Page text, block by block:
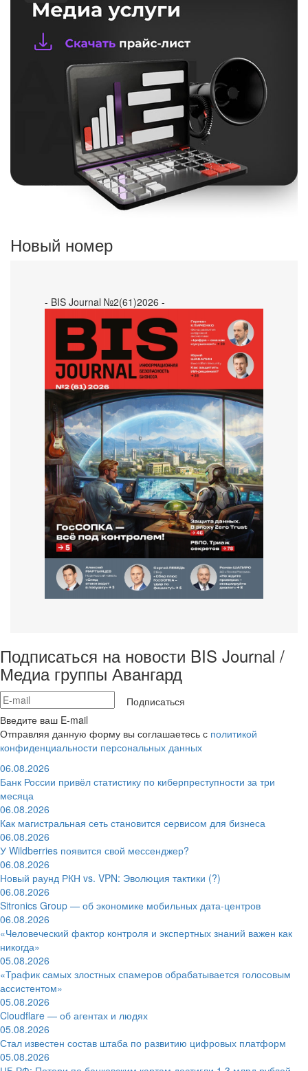
Новый номер
- BIS Journal №2(61)2026 -
Подписаться на новости BIS Journal /
Медиа группы Авангард
Подписаться
Введите ваш E-mail
Отправляя данную форму вы соглашаетесь с политикой
конфиденциальности персональных данных
06.08.2026
Банк России привёл статистику по киберпреступности за три
месяца
06.08.2026
Как магистральная сеть становится сервисом для бизнеса
06.08.2026
У Wildberries появится свой мессенджер?
06.08.2026
Новый раунд РКН vs. VPN: Эволюция тактики (?)
06.08.2026
Sitronics Group — об экономике мобильных дата-центров
06.08.2026
«Человеческий фактор контроля и экспертных знаний важен как
никогда»
05.08.2026
«Трафик самых злостных спамеров обрабатывается голосовым
ассистентом»
05.08.2026
Cloudflare — об агентах и людях
05.08.2026
Стал известен состав штаба по развитию цифровых платформ
05.08.2026